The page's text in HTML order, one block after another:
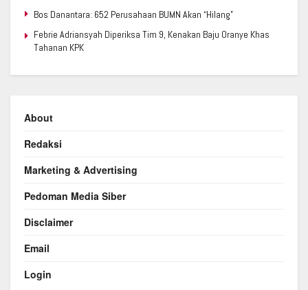
Bos Danantara: 652 Perusahaan BUMN Akan “Hilang”
Febrie Adriansyah Diperiksa Tim 9, Kenakan Baju Oranye Khas
Tahanan KPK
About
Redaksi
Marketing & Advertising
Pedoman Media Siber
Disclaimer
Email
Login